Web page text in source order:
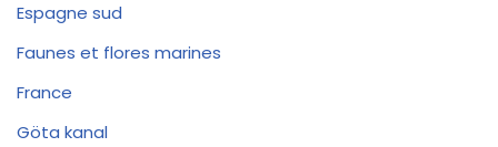
Espagne sud
Faunes et flores marines
France
Göta kanal